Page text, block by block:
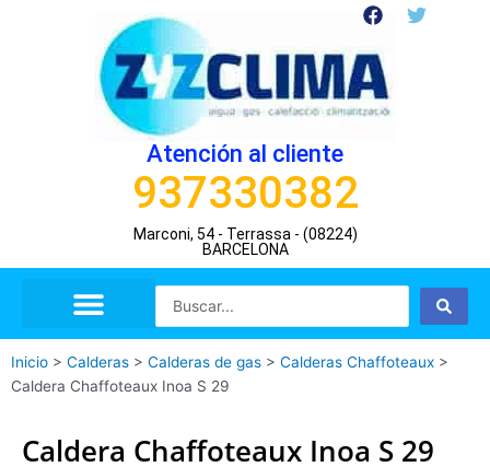
F
e
b
o
T
Atención al cliente
937330382
Marconi, 54 - Terrassa - (08224)
BARCELONA
Search
Inicio > Calderas > Calderas de gas > Calderas Chaffoteaux >
Caldera Chaffoteaux Inoa S 29
Caldera Chaffoteaux Inoa S 29